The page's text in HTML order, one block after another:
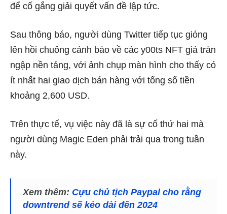
để cố gắng giải quyết vấn đề lập tức.
Sau thông báo, người dùng Twitter tiếp tục gióng
lên hồi chuông cảnh báo về các y00ts NFT giả tràn
ngập nền tảng, với ảnh chụp màn hình cho thấy có
ít nhất hai giao dịch bán hàng với tổng số tiền
khoảng 2,600 USD.
Trên thực tế, vụ việc này đã là sự cố thứ hai mà
người dùng Magic Eden phải trải qua trong tuần
này.
Xem thêm: Cựu chủ tịch Paypal cho rằng
downtrend sẽ kéo dài đến 2024